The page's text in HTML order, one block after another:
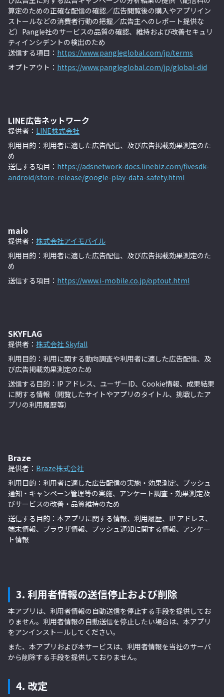
算定のための正確な配信の確認／広告閲覧後の購入やアプリイン
ストールなどの消費者行動の把握／広告主へのレポート提供な
ど）Pangle社のサービスの品質の確認、維持および改善セキュリ
ティインシデントの検出のため
送信する項目： https://www.pangleglobal.com/jp/terms
オプトアウト： https://www.pangleglobal.com/jp/global-did
LINE広告ネットワーク
提供者： LINE株式会社
利用目的：利用者に適した広告配信、及び広告掲載効果測定のた
め
送信する項目： https://adsnetwork-docs.linebiz.com/fivesdk-
android/store-release/google-play-data-safety.html
maio
提供者： 株式会社アイモバイル
利用目的：利用者に適した広告配信、及び広告掲載効果測定のた
め
送信する項目： https://www.i-mobile.co.jp/optout.html
SKYFLAG
提供者： 株式会社 Skyfall
利用目的：利用に関する動向調査や利用者に適した広告配信、及
び広告掲載効果測定のため
送信する目的：IP アドレス、ユーザーID、 Cookie情報、成果結果
に関する情報（閲覧したサイトやアプリのタイトル、挑戦したア
プリの利用履歴等）
Braze
提供者： Braze株式会社
利用目的：利用者に適した広告配信の実施・効果測定、プッシュ
通知・キャンペーン管理等の実施、アンケート調査・効果測定及
びサービスの改善・品質維持のため
送信する目的：本アプリに関する情報、利用履歴、IP アドレス、
端末情報、ブラウザ情報、プッシュ通知に関する情報、アンケー
ト情報
3. 利用者情報の送信停止および削除
本アプリは、利用者情報の自動送信を停止する手段を提供してお
りません。利用者情報の自動送信を停止したい場合は、本アプリ
をアンインストールしてください。
また、本アプリおよび本サービスは、利用者情報を当社のサーバ
から削除する手段を提供しておりません。
4. 改定